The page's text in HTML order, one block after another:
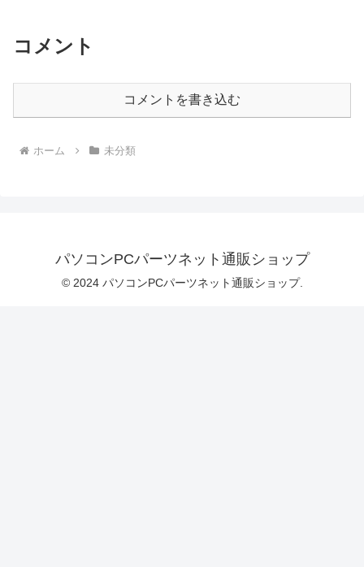
トップパソコン 中古 パソコン Office付き
初期設定不要 ストレージ 最大1TB メモ
Windows11 Pro おすすめ pc デスクトッ
コメント
コメントを書き込む
ホーム 未分類
パソコンPCパーツネット通販ショップ
© 2024 パソコンPCパーツネット通販ショップ.